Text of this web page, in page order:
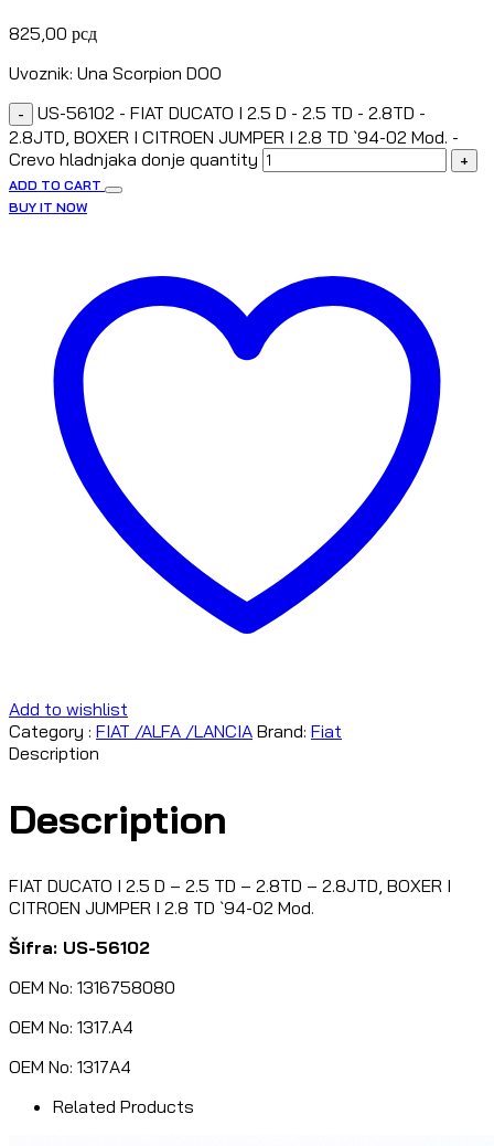
825,00 рсд
Uvoznik: Una Scorpion DOO
-
US-56102 - FIAT DUCATO I 2.5 D - 2.5 TD - 2.8TD -
2.8JTD, BOXER I CITROEN JUMPER I 2.8 TD `94-02 Mod. -
Crevo hladnjaka donje quantity
+
ADD TO CART
BUY IT NOW
Add to wishlist
Category : FIAT /ALFA /LANCIA Brand: Fiat
Description
Description
FIAT DUCATO I 2.5 D – 2.5 TD – 2.8TD – 2.8JTD, BOXER I
CITROEN JUMPER I 2.8 TD `94-02 Mod.
Šifra: US-56102
OEM No: 1316758080
OEM No: 1317.A4
OEM No: 1317A4
Related Products